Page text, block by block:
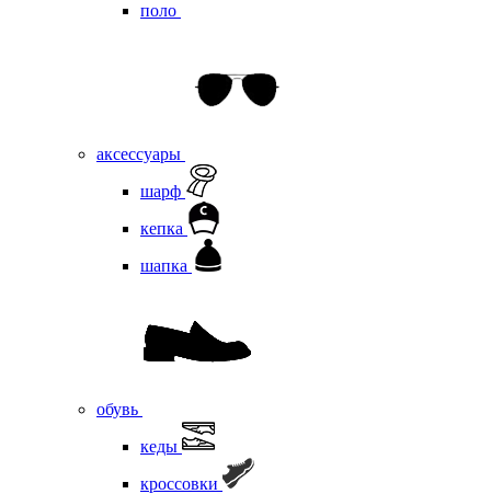
поло
аксессуары
шарф
кепка
шапка
обувь
кеды
кроссовки